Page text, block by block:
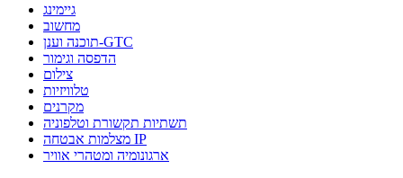
גיימינג
מחשוב
תוכנה וענן-GTC
הדפסה וגימור
צילום
טלוויזיות
מקרנים
תשתיות תקשורת וטלפוניה
מצלמות אבטחה IP
ארגונומיה ומטהרי אוויר